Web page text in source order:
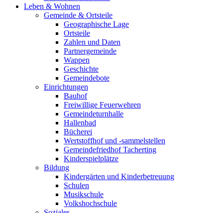
Leben & Wohnen
Gemeinde & Ortsteile
Geographische Lage
Ortsteile
Zahlen und Daten
Partnergemeinde
Wappen
Geschichte
Gemeindebote
Einrichtungen
Bauhof
Freiwillige Feuerwehren
Gemeindeturnhalle
Hallenbad
Bücherei
Wertstoffhof und -sammelstellen
Gemeindefriedhof Tacherting
Kinderspielplätze
Bildung
Kindergärten und Kinderbetreuung
Schulen
Musikschule
Volkshochschule